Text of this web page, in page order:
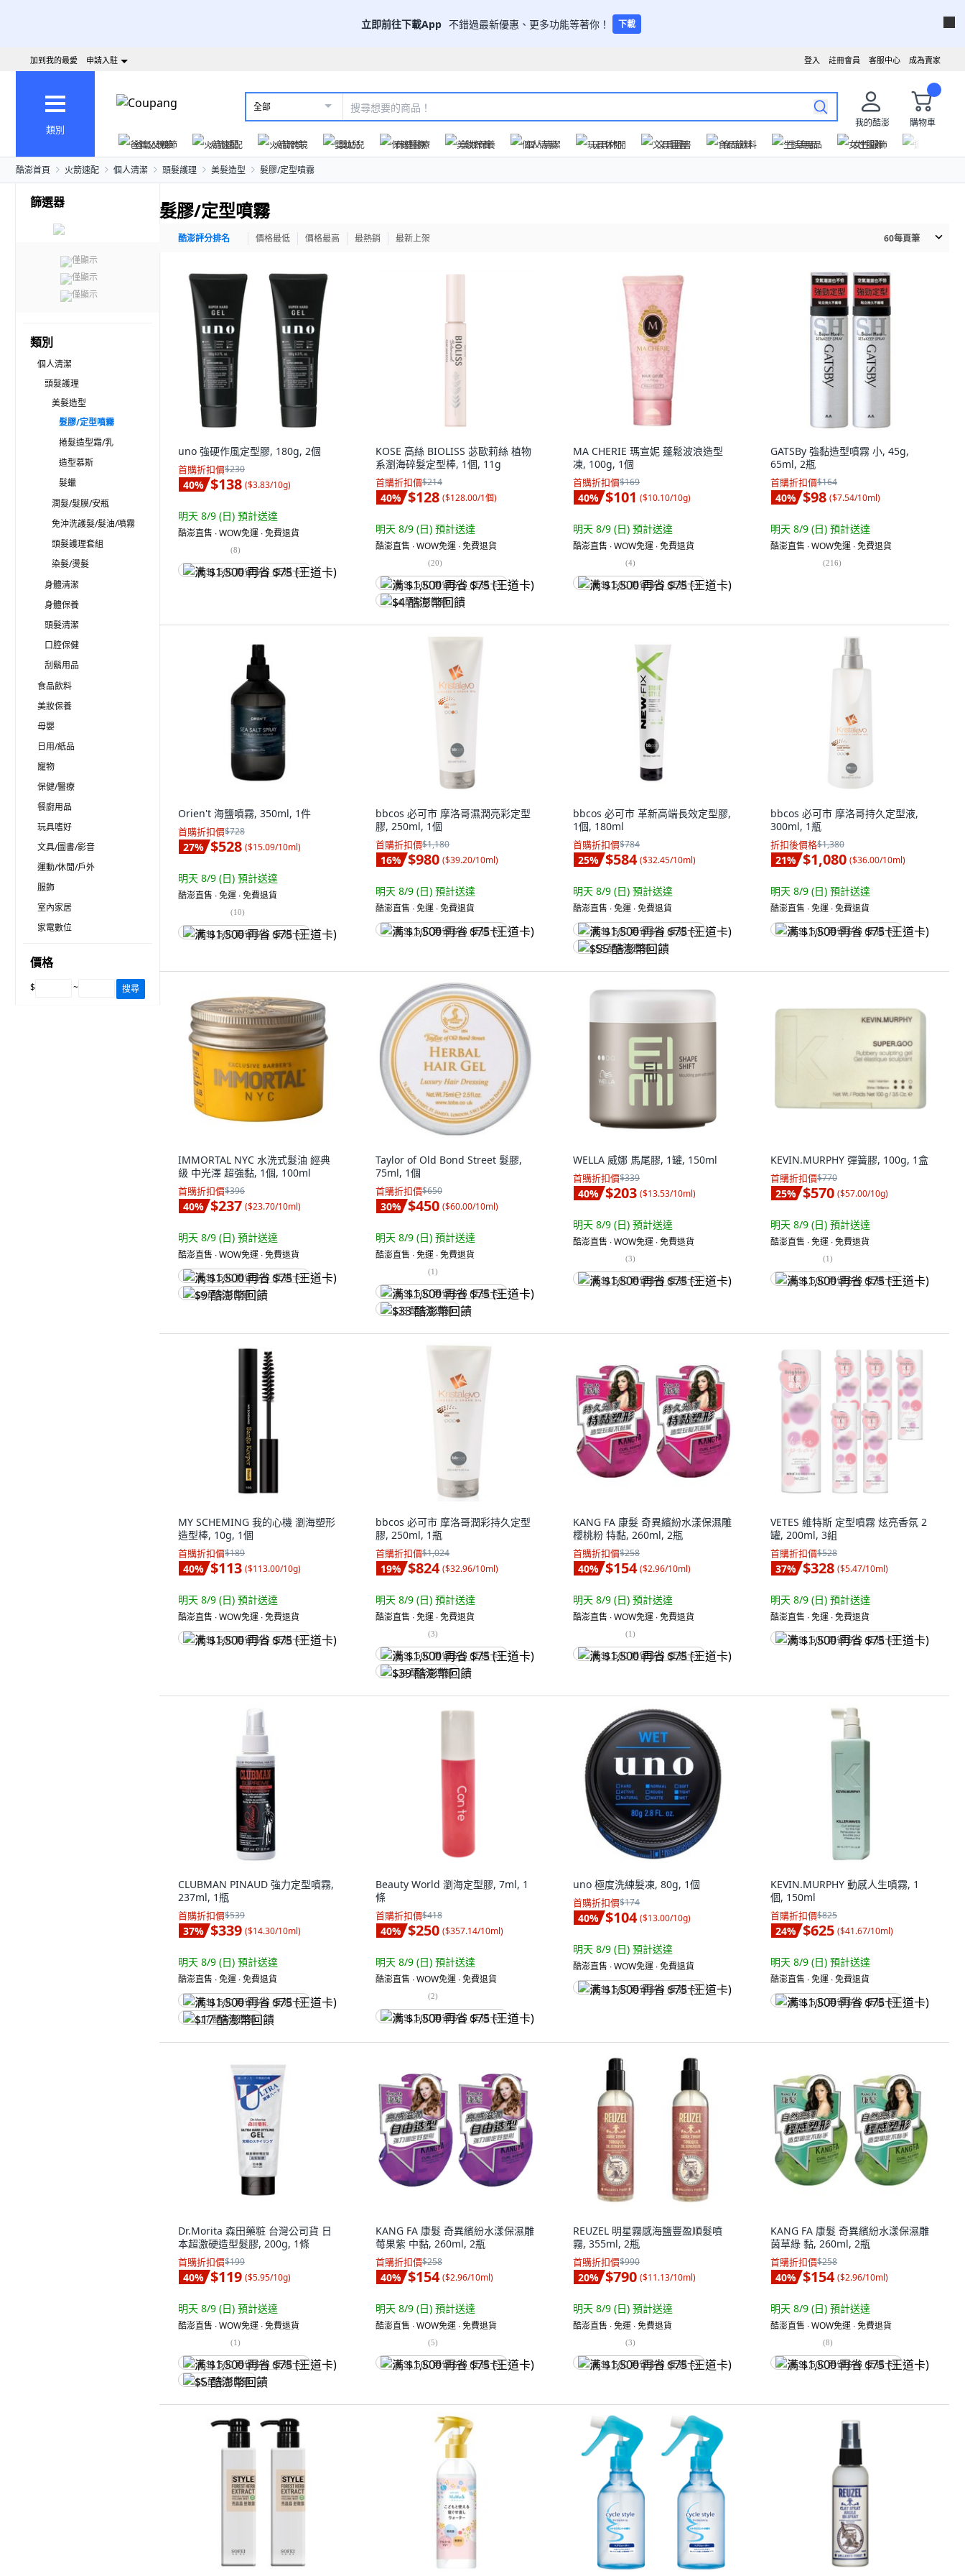
立即前往下載App 不錯過最新優惠、更多功能等著你！ 下載
成為賣家
客服中心
註冊會員
登入
加到我的最愛 申請入駐
類別
全部
我的酷澎
購物車
爸氣父親節
火箭速配 火箭跨境 嬰幼兒 保健醫療 美妝保養 個人清潔 玩具休閒 文具圖書 食品飲料 生活用品 女性服飾
酷澎首頁 火箭速配 個人清潔 頭髮護理 美髮造型 髮膠/定型噴霧
篩選器
僅顯示
僅顯示
僅顯示
類別
個人清潔
頭髮護理
美髮造型
髮膠/定型噴霧
捲髮造型霜/乳
造型慕斯
髮蠟
潤髮/髮膜/安瓶
免沖洗護髮/髮油/噴霧
頭髮護理‭套組
染髮/燙髮
身體清潔
身體保養
頭髮清潔
口腔保健
刮鬍用品
食品飲料
美妝保養
母嬰
日用/紙品
寵物
保健/醫療
餐廚用品
玩具嗜好
文具/圖書/影音
運動/休閒/戶外
服飾
室內家居
家電數位
價格
$ ~ 搜尋
髮膠/定型噴霧
酷澎評分排名 價格最低 價格最高 最熱銷 最新上架 60每頁筆
uno 強硬作風定型膠, 180g, 2個
首購折扣價$230
40% $138 ($3.83/10g)
明天 8/9 (日) 預計送達
酷澎直售 ∙ WOW免運 ∙ 免費退貨
(8)
满 $1,500 再省 $75 (王道卡)
KOSE 高絲 BIOLISS 苾歐莉絲 植物
系瀏海碎髮定型棒, 1個, 11g
首購折扣價$214
40% $128 ($128.00/1個)
明天 8/9 (日) 預計送達
酷澎直售 ∙ WOW免運 ∙ 免費退貨
(20)
满 $1,500 再省 $75 (王道卡)
$4 酷澎幣回饋
MA CHERIE 瑪宣妮 蓬鬆波浪造型
凍, 100g, 1個
首購折扣價$169
40% $101 ($10.10/10g)
明天 8/9 (日) 預計送達
酷澎直售 ∙ WOW免運 ∙ 免費退貨
(4)
满 $1,500 再省 $75 (王道卡)
GATSBy 強黏造型噴霧 小, 45g,
65ml, 2瓶
首購折扣價$164
40% $98 ($7.54/10ml)
明天 8/9 (日) 預計送達
酷澎直售 ∙ WOW免運 ∙ 免費退貨
(216)
Orien't 海鹽噴霧, 350ml, 1件
首購折扣價$728
27% $528 ($15.09/10ml)
明天 8/9 (日) 預計送達
酷澎直售 ∙ 免運 ∙ 免費退貨
(10)
满 $1,500 再省 $75 (王道卡)
bbcos 必可市 摩洛哥濕潤亮彩定型
膠, 250ml, 1個
首購折扣價$1,180
16% $980 ($39.20/10ml)
明天 8/9 (日) 預計送達
酷澎直售 ∙ 免運 ∙ 免費退貨
满 $1,500 再省 $75 (王道卡)
bbcos 必可市 革新高端長效定型膠,
1個, 180ml
首購折扣價$784
25% $584 ($32.45/10ml)
明天 8/9 (日) 預計送達
酷澎直售 ∙ 免運 ∙ 免費退貨
满 $1,500 再省 $75 (王道卡)
$55 酷澎幣回饋
bbcos 必可市 摩洛哥持久定型液,
300ml, 1瓶
折扣後價格$1,380
21% $1,080 ($36.00/10ml)
明天 8/9 (日) 預計送達
酷澎直售 ∙ 免運 ∙ 免費退貨
满 $1,500 再省 $75 (王道卡)
IMMORTAL NYC 水洗式髮油 經典
級 中光澤 超強黏, 1個, 100ml
首購折扣價$396
40% $237 ($23.70/10ml)
明天 8/9 (日) 預計送達
酷澎直售 ∙ WOW免運 ∙ 免費退貨
满 $1,500 再省 $75 (王道卡)
$9 酷澎幣回饋
Taylor of Old Bond Street 髮膠,
75ml, 1個
首購折扣價$650
30% $450 ($60.00/10ml)
明天 8/9 (日) 預計送達
酷澎直售 ∙ 免運 ∙ 免費退貨
(1)
满 $1,500 再省 $75 (王道卡)
$33 酷澎幣回饋
WELLA 威娜 馬尾膠, 1罐, 150ml
首購折扣價$339
40% $203 ($13.53/10ml)
明天 8/9 (日) 預計送達
酷澎直售 ∙ WOW免運 ∙ 免費退貨
(3)
满 $1,500 再省 $75 (王道卡)
KEVIN.MURPHY 彈簧膠, 100g, 1盒
首購折扣價$770
25% $570 ($57.00/10g)
明天 8/9 (日) 預計送達
酷澎直售 ∙ 免運 ∙ 免費退貨
(1)
满 $1,500 再省 $75 (王道卡)
MY SCHEMING 我的心機 瀏海塑形
造型棒, 10g, 1個
首購折扣價$189
40% $113 ($113.00/10g)
明天 8/9 (日) 預計送達
酷澎直售 ∙ WOW免運 ∙ 免費退貨
满 $1,500 再省 $75 (王道卡)
bbcos 必可市 摩洛哥潤彩持久定型
膠, 250ml, 1瓶
首購折扣價$1,024
19% $824 ($32.96/10ml)
明天 8/9 (日) 預計送達
酷澎直售 ∙ 免運 ∙ 免費退貨
(3)
满 $1,500 再省 $75 (王道卡)
$39 酷澎幣回饋
KANG FA 康髮 奇異繽紛水漾保濕雕
櫻桃粉 特黏, 260ml, 2瓶
首購折扣價$258
40% $154 ($2.96/10ml)
明天 8/9 (日) 預計送達
酷澎直售 ∙ WOW免運 ∙ 免費退貨
(1)
满 $1,500 再省 $75 (王道卡)
VETES 維特斯 定型噴霧 炫亮香氛 2
罐, 200ml, 3組
首購折扣價$528
37% $328 ($5.47/10ml)
明天 8/9 (日) 預計送達
酷澎直售 ∙ 免運 ∙ 免費退貨
满 $1,500 再省 $75 (王道卡)
CLUBMAN PINAUD 強力定型噴霧,
237ml, 1瓶
首購折扣價$539
37% $339 ($14.30/10ml)
明天 8/9 (日) 預計送達
酷澎直售 ∙ 免運 ∙ 免費退貨
满 $1,500 再省 $75 (王道卡)
$17 酷澎幣回饋
Beauty World 瀏海定型膠, 7ml, 1
條
首購折扣價$418
40% $250 ($357.14/10ml)
明天 8/9 (日) 預計送達
酷澎直售 ∙ WOW免運 ∙ 免費退貨
(2)
满 $1,500 再省 $75 (王道卡)
uno 極度洗練髮凍, 80g, 1個
首購折扣價$174
40% $104 ($13.00/10g)
明天 8/9 (日) 預計送達
酷澎直售 ∙ WOW免運 ∙ 免費退貨
满 $1,500 再省 $75 (王道卡)
KEVIN.MURPHY 動感人生噴霧, 1
個, 150ml
首購折扣價$825
24% $625 ($41.67/10ml)
明天 8/9 (日) 預計送達
酷澎直售 ∙ 免運 ∙ 免費退貨
满 $1,500 再省 $75 (王道卡)
Dr.Morita 森田藥粧 台灣公司貨 日
本超激硬造型髮膠, 200g, 1條
首購折扣價$199
40% $119 ($5.95/10g)
明天 8/9 (日) 預計送達
酷澎直售 ∙ WOW免運 ∙ 免費退貨
(1)
满 $1,500 再省 $75 (王道卡)
$5 酷澎幣回饋
KANG FA 康髮 奇異繽紛水漾保濕雕
莓果紫 中黏, 260ml, 2瓶
首購折扣價$258
40% $154 ($2.96/10ml)
明天 8/9 (日) 預計送達
酷澎直售 ∙ WOW免運 ∙ 免費退貨
(5)
满 $1,500 再省 $75 (王道卡)
REUZEL 明星霧感海鹽豐盈順髮噴
霧, 355ml, 2瓶
首購折扣價$990
20% $790 ($11.13/10ml)
明天 8/9 (日) 預計送達
酷澎直售 ∙ 免運 ∙ 免費退貨
(3)
满 $1,500 再省 $75 (王道卡)
KANG FA 康髮 奇異繽紛水漾保濕雕
茵草綠 黏, 260ml, 2瓶
首購折扣價$258
40% $154 ($2.96/10ml)
明天 8/9 (日) 預計送達
酷澎直售 ∙ WOW免運 ∙ 免費退貨
(8)
满 $1,500 再省 $75 (王道卡)